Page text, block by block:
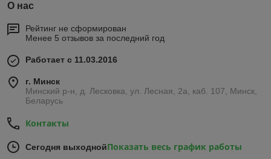
О нас
Рейтинг не сформирован
Менее 5 отзывов за последний год
Работает с 11.03.2016
г. Минск
Минский р-н, д. Лесковка, ул. Лесная, 2а, каб. 107, Минск,
Беларусь
Контакты
Сегодня выходнойПоказать весь график работы